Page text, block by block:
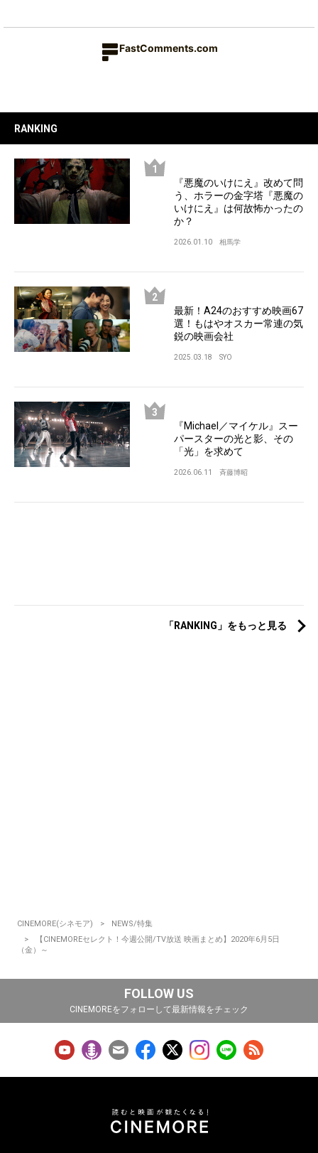
FastComments.com
RANKING
『悪魔のいけにえ』改めて問
う、ホラーの金字塔『悪魔の
いけにえ』は何故怖かったの
か？
2026.01.10 相馬学
最新！A24のおすすめ映画67
選！もはやオスカー常連の気
鋭の映画会社
2025.03.18 SYO
『Michael／マイケル』スー
パースターの光と影、その
「光」を求めて
2026.06.11 斉藤博昭
「RANKING」をもっと見る
CINEMORE(シネモア)
NEWS/特集
【CINEMOREセレクト！今週公開/TV放送 映画まとめ】2020年6月5日
（金）～
FOLLOW US
CINEMOREをフォローして最新情報をチェック